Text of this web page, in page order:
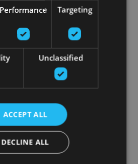
Performance Targeting
Unclassified
ACCEPT ALL
DECLINE ALL